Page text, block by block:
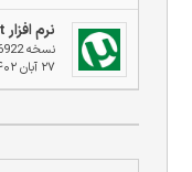
نرم افزار uTorrent
نسخه v3.6.0.46922
۲۷ آبان ۱۴۰۲